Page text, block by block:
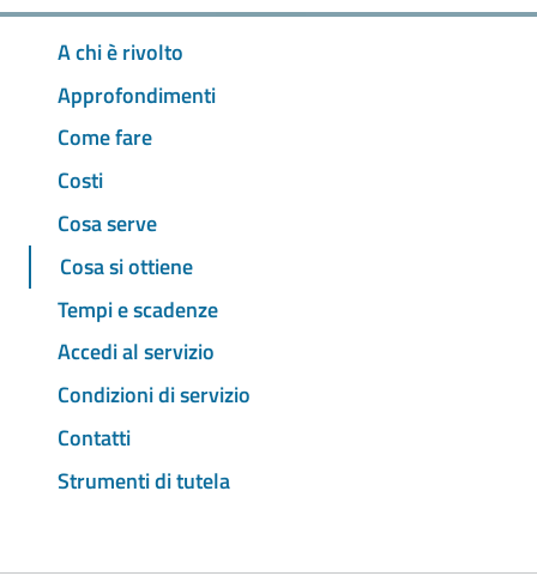
A chi è rivolto
Approfondimenti
Come fare
Costi
Cosa serve
Cosa si ottiene
Tempi e scadenze
Accedi al servizio
Condizioni di servizio
Contatti
Strumenti di tutela